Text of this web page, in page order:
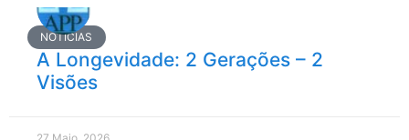
NOTÍCIAS
A Longevidade: 2 Gerações – 2
Visões